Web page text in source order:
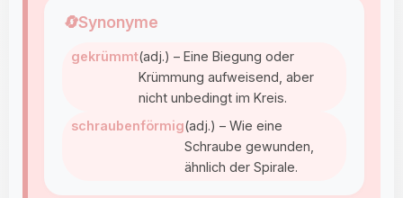
🔄Synonyme
gekrümmt(adj.) – Eine Biegung oder
Krümmung aufweisend, aber
nicht unbedingt im Kreis.
schraubenförmig(adj.) – Wie eine
Schraube gewunden,
ähnlich der Spirale.